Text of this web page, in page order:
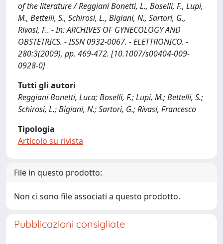
of the literature / Reggiani Bonetti, L., Boselli, F., Lupi,
M., Bettelli, S., Schirosi, L., Bigiani, N., Sartori, G.,
Rivasi, F.. - In: ARCHIVES OF GYNECOLOGY AND
OBSTETRICS. - ISSN 0932-0067. - ELETTRONICO. -
280:3(2009), pp. 469-472. [10.1007/s00404-009-
0928-0]
Tutti gli autori
Reggiani Bonetti, Luca; Boselli, F.; Lupi, M.; Bettelli, S.;
Schirosi, L.; Bigiani, N.; Sartori, G.; Rivasi, Francesco
Tipologia
Articolo su rivista
File in questo prodotto:
Non ci sono file associati a questo prodotto.
Pubblicazioni consigliate